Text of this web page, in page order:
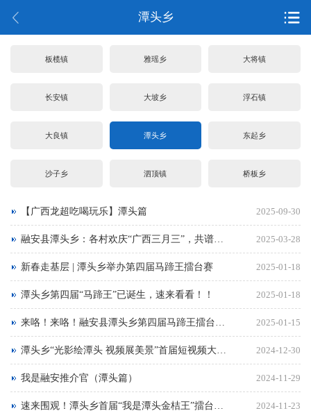
潭头乡
板榄镇 雅瑶乡 大将镇
长安镇 大坡乡 浮石镇
大良镇 潭头乡 东起乡
沙子乡 泗顶镇 桥板乡
2025-09-30
【广西龙超吃喝玩乐】潭头篇
2025-03-28
融安县潭头乡：各村欢庆“广西三月三”，共谱民族团结新乐章
2025-01-18
新春走基层 | 潭头乡举办第四届马蹄王擂台赛
2025-01-18
潭头乡第四届“马蹄王”已诞生，速来看看！！
2025-01-15
来咯！来咯！融安县潭头乡第四届马蹄王擂台赛开始报名咯
2024-12-30
潭头乡“光影绘潭头 视频展美景”首届短视频大赛作品征集截止时间延期公告
2024-11-29
我是融安推介官（潭头篇）
2024-11-23
速来围观！潭头乡首届“我是潭头金桔王”擂台赛热闹开赛，果农们“拼了”